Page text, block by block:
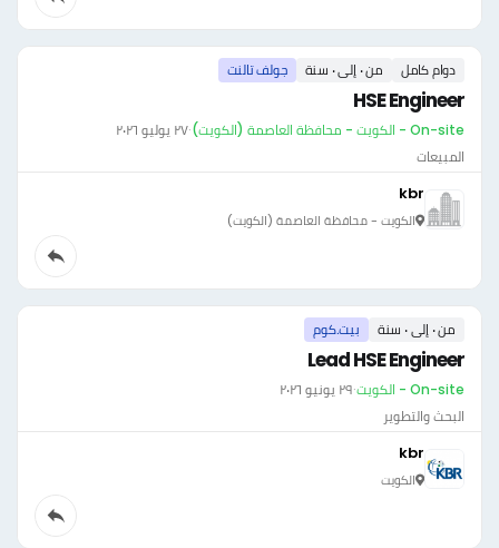
دوام كامل من ٠ إلى ٠ سنة جولف تالنت
HSE Engineer
On-site - الكويت - محافظة العاصمة (الكويت) ·٢٧ يوليو ٢٠٢٦
المبيعات
kbr
الكويت - محافظة العاصمة (الكويت)
من ٠ إلى ٠ سنة بيت.كوم
Lead HSE Engineer
On-site - الكويت ·٢٩ يونيو ٢٠٢٦
البحث والتطوير
kbr
الكويت